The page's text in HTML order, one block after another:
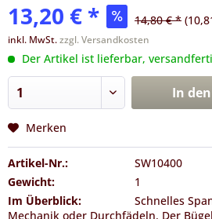
13,20 € * 14,80 € *
inkl. MwSt.zzgl. Versandkosten
Der Artikel ist lieferbar,
In den
Merken
Artikel-Nr.:
SW10400
Gewicht:
1
Im Überblick:
Schnelles
Mechanik oder Durchfädeln. Der